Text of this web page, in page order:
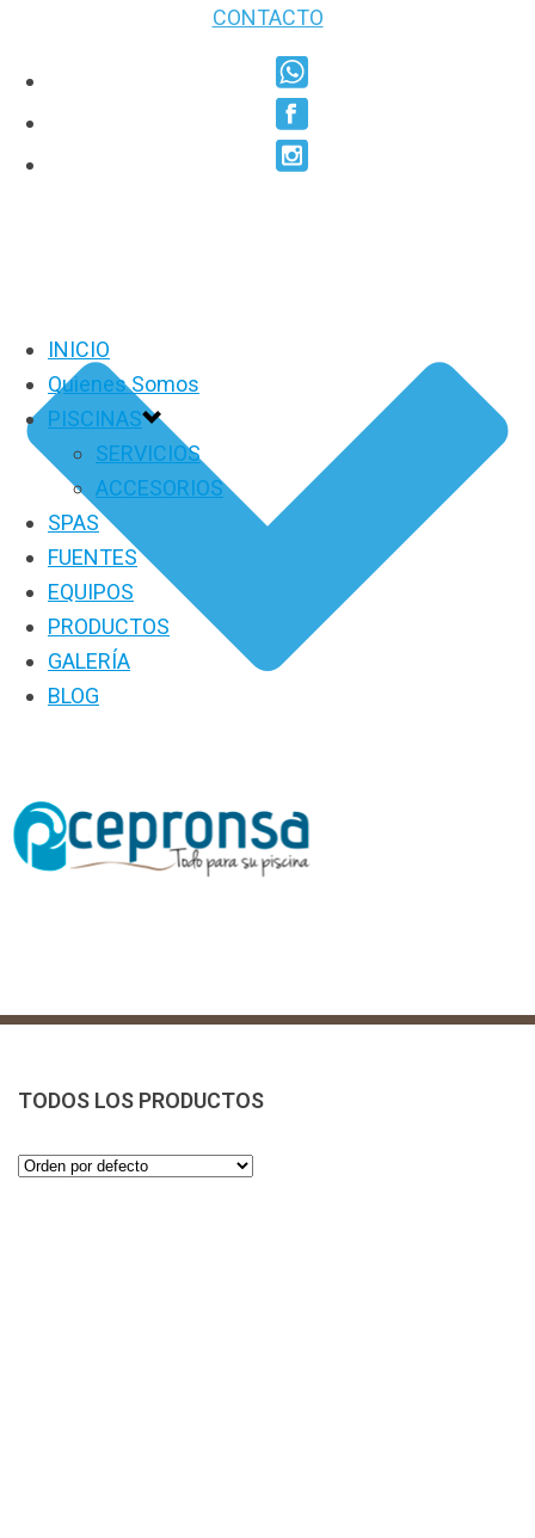
CONTACTO
INICIO
Quienes Somos
PISCINAS
SERVICIOS
ACCESORIOS
SPAS
FUENTES
EQUIPOS
PRODUCTOS
GALERÍA
BLOG
PRODUCTOS
TODOS LOS PRODUCTOS